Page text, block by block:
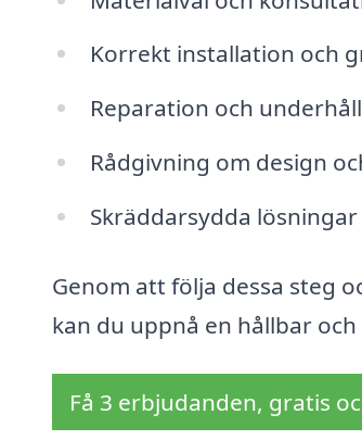
Korrekt installation och
Reparation och
Rådgivning om design
Skräddarsydda
Genom att följa dessa steg
kan du uppnå en hållbar
Få 3 erbjudanden, gratis